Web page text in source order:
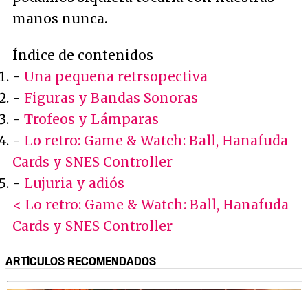
manos nunca.
Índice de contenidos
- Una pequeña retrsopectiva
- Figuras y Bandas Sonoras
- Trofeos y Lámparas
- Lo retro: Game & Watch: Ball, Hanafuda
Cards y SNES Controller
- Lujuria y adiós
< Lo retro: Game & Watch: Ball, Hanafuda
Cards y SNES Controller
ARTÍCULOS RECOMENDADOS